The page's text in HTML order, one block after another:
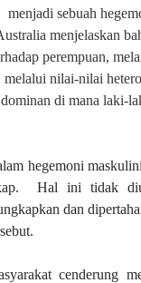
menjadi sebuah
menjelaskan
perempuan,
melalui nilai-nilai
dominan di mana laki-
hegemoni
Hal ini tidak
dan
cenderung